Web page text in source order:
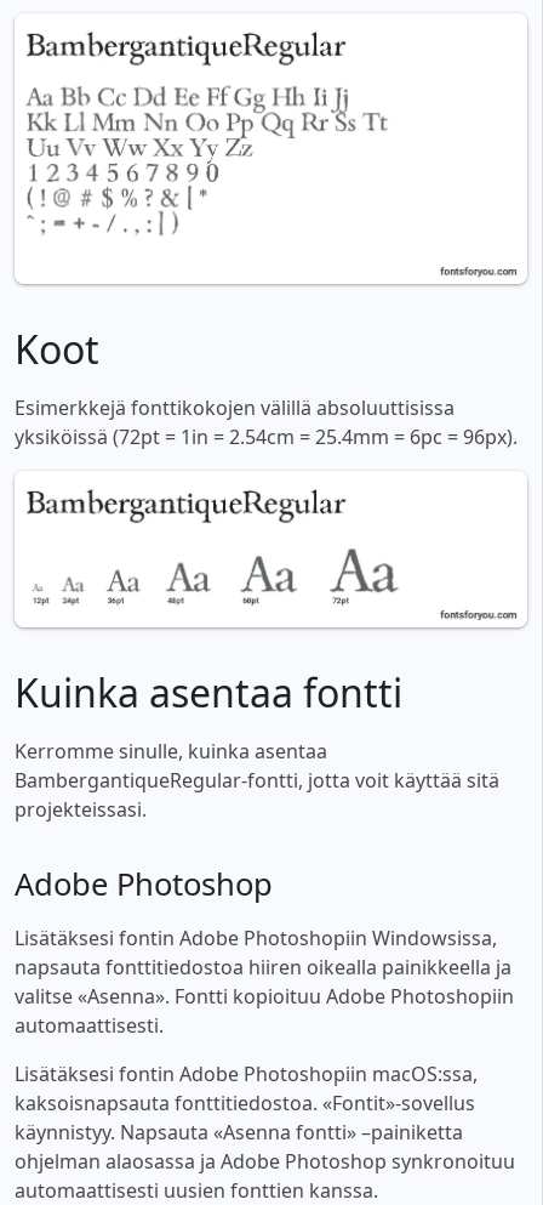
Koot
Esimerkkejä fonttikokojen välillä absoluuttisissa
yksiköissä (72pt = 1in = 2.54cm = 25.4mm = 6pc = 96px).
Kuinka asentaa fontti
Kerromme sinulle, kuinka asentaa
BambergantiqueRegular-fontti, jotta voit käyttää sitä
projekteissasi.
Adobe Photoshop
Lisätäksesi fontin Adobe Photoshopiin Windowsissa,
napsauta fonttitiedostoa hiiren oikealla painikkeella ja
valitse «Asenna». Fontti kopioituu Adobe Photoshopiin
automaattisesti.
Lisätäksesi fontin Adobe Photoshopiin macOS:ssa,
kaksoisnapsauta fonttitiedostoa. «Fontit»-sovellus
käynnistyy. Napsauta «Asenna fontti» –painiketta
ohjelman alaosassa ja Adobe Photoshop synkronoituu
automaattisesti uusien fonttien kanssa.